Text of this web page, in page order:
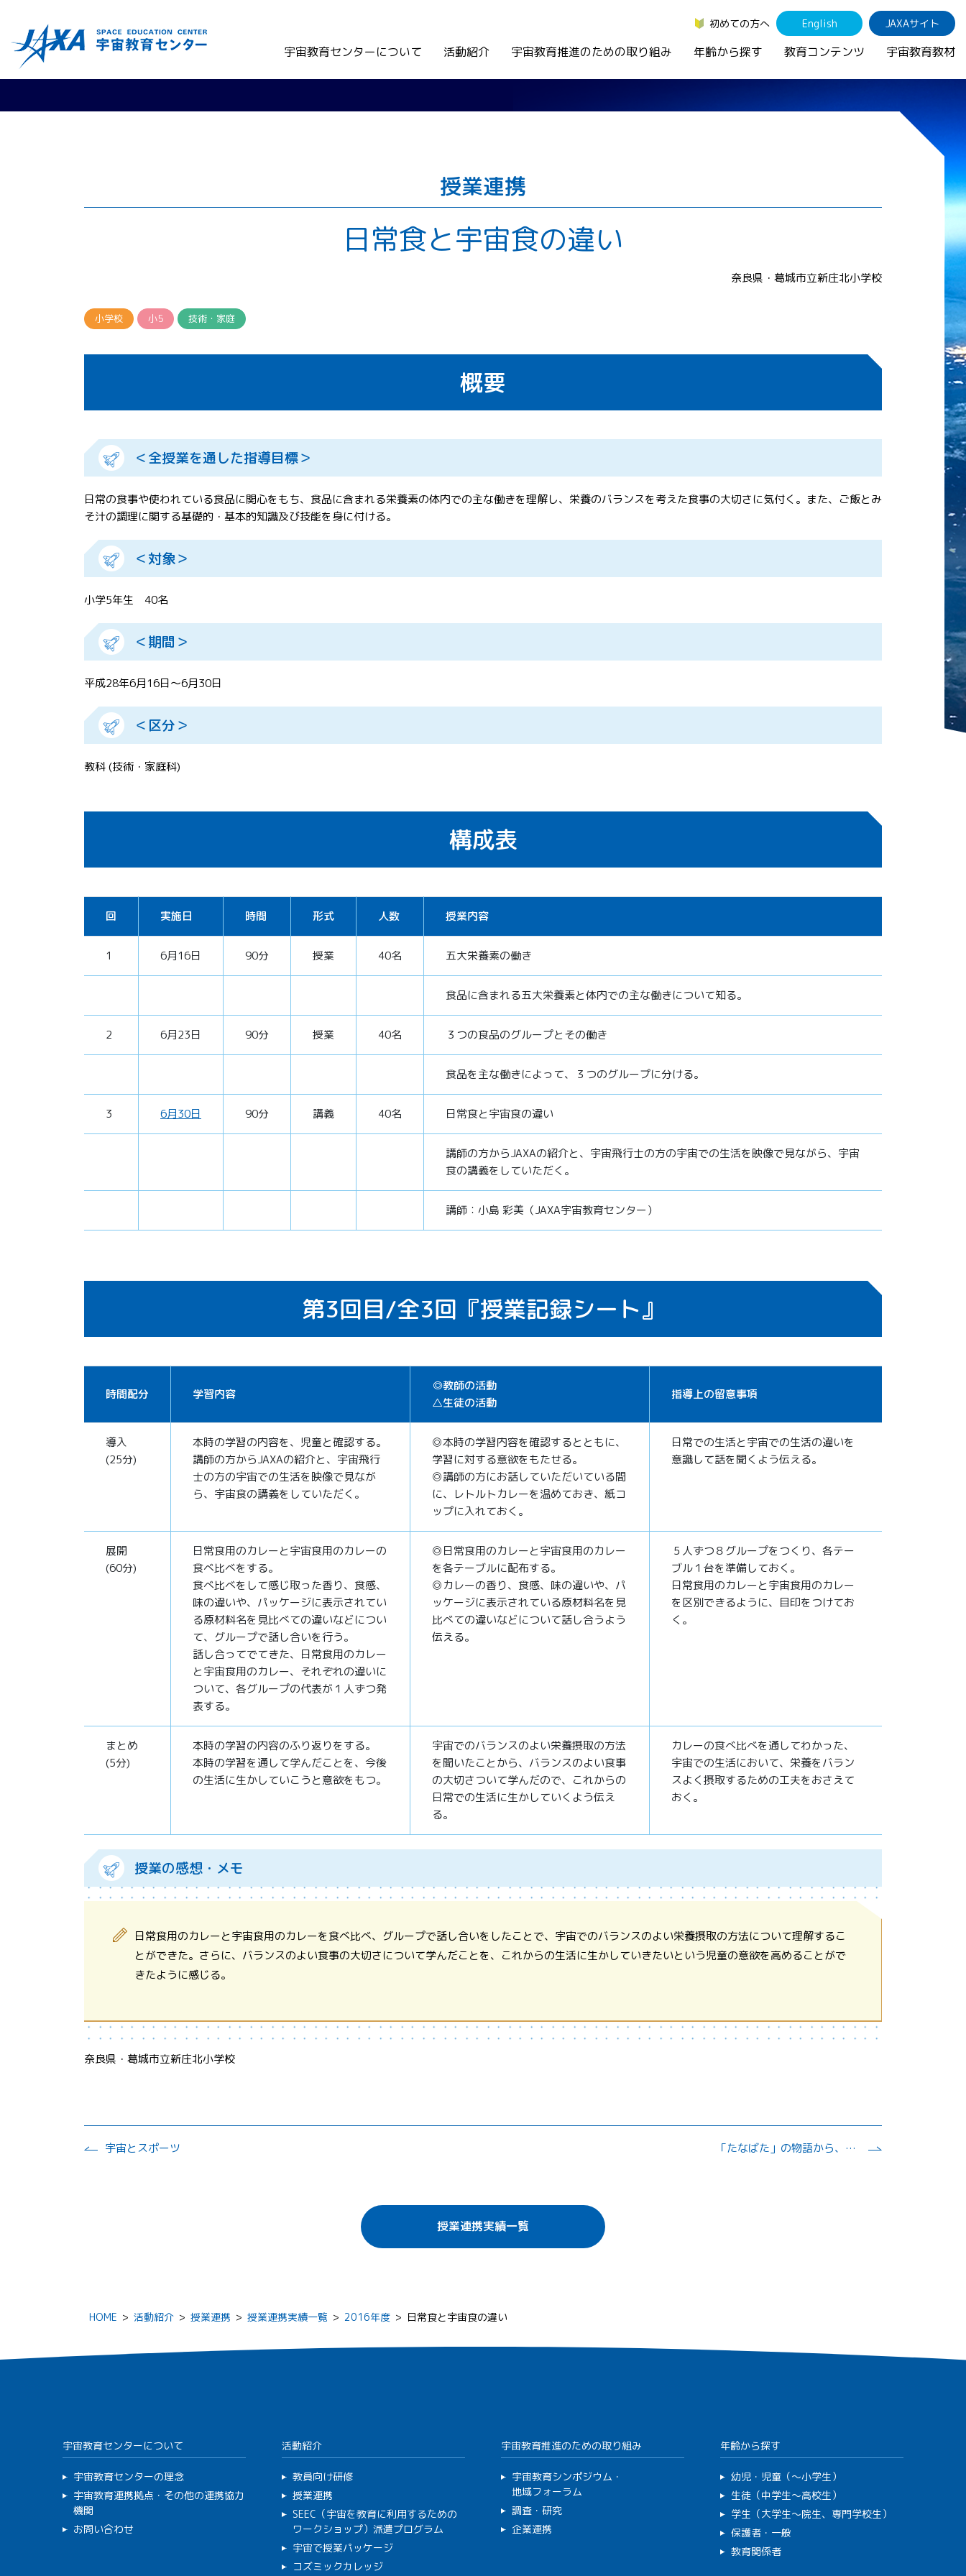
初めての方へ English JAXAサイト
宇宙教育センターについて 活動紹介 宇宙教育推進のための取り組み 年齢から探す 教育コンテンツ 宇宙教育教材
授業連携
日常食と宇宙食の違い
奈良県・葛城市立新庄北小学校
小学校 小5 技術・家庭
概要
＜全授業を通した指導目標＞
日常の食事や使われている食品に関心をもち、食品に含まれる栄養素の体内での主な働きを理解し、栄養のバランスを考えた食事の大切さに気付く。また、ご飯とみ
そ汁の調理に関する基礎的・基本的知識及び技能を身に付ける。
＜対象＞
小学5年生 40名
＜期間＞
平成28年6月16日～6月30日
＜区分＞
教科 (技術・家庭科)
構成表
回 実施日 時間 形式 人数 授業内容
1 6月16日 90分 授業 40名 五大栄養素の働き
食品に含まれる五大栄養素と体内での主な働きについて知る。
2 6月23日 90分 授業 40名 ３つの食品のグループとその働き
食品を主な働きによって、３つのグループに分ける。
3 6月30日 90分 講義 40名 日常食と宇宙食の違い
講師の方からJAXAの紹介と、宇宙飛行士の方の宇宙での生活を映像で見ながら、宇宙
食の講義をしていただく。
講師：小島 彩美（JAXA宇宙教育センター）
第3回目/全3回 『授業記録シート』
時間配分 学習内容
◎教師の活動
△生徒の活動
指導上の留意事項
導入
(25分)
本時の学習の内容を、児童と確認する。
講師の方からJAXAの紹介と、宇宙飛行
士の方の宇宙での生活を映像で見なが
ら、宇宙食の講義をしていただく。
◎本時の学習内容を確認するとともに、
学習に対する意欲をもたせる。
◎講師の方にお話していただいている間
に、レトルトカレーを温めておき、紙コ
ップに入れておく。
日常での生活と宇宙での生活の違いを
意識して話を聞くよう伝える。
展開
(60分)
日常食用のカレーと宇宙食用のカレーの
食べ比べをする。
食べ比べをして感じ取った香り、食感、
味の違いや、パッケージに表示されてい
る原材料名を見比べての違いなどについ
て、グループで話し合いを行う。
話し合ってでてきた、日常食用のカレー
と宇宙食用のカレー、それぞれの違いに
ついて、各グループの代表が１人ずつ発
表する。
◎日常食用のカレーと宇宙食用のカレー
を各テーブルに配布する。
◎カレーの香り、食感、味の違いや、パ
ッケージに表示されている原材料名を見
比べての違いなどについて話し合うよう
伝える。
５人ずつ８グループをつくり、各テー
ブル１台を準備しておく。
日常食用のカレーと宇宙食用のカレー
を区別できるように、目印をつけてお
く。
まとめ
(5分)
本時の学習の内容のふり返りをする。
本時の学習を通して学んだことを、今後
の生活に生かしていこうと意欲をもつ。
宇宙でのバランスのよい栄養摂取の方法
を聞いたことから、バランスのよい食事
の大切さついて学んだので、これからの
日常での生活に生かしていくよう伝え
る。
カレーの食べ比べを通してわかった、
宇宙での生活において、栄養をバラン
スよく摂取するための工夫をおさえて
おく。
授業の感想・メモ
日常食用のカレーと宇宙食用のカレーを食べ比べ、グループで話し合いをしたことで、宇宙でのバランスのよい栄養摂取の方法について理解するこ
とができた。さらに、バランスのよい食事の大切さについて学んだことを、これからの生活に生かしていきたいという児童の意欲を高めることがで
きたように感じる。
奈良県・葛城市立新庄北小学校
宇宙とスポーツ 「たなばた」の物語から、実際の星の観察、宇宙へと関心を広げていく
授業連携実績一覧
HOME > 活動紹介 > 授業連携 > 授業連携実績一覧 > 2016年度 > 日常食と宇宙食の違い
宇宙教育センターについて
宇宙教育センターの理念
宇宙教育連携拠点・その他の連携協力
機関
お問い合わせ
活動紹介
教員向け研修
授業連携
SEEC（宇宙を教育に利用するための
ワークショップ）派遣プログラム
宇宙で授業パッケージ
コズミックカレッジ
宇宙教育推進のための取り組み
宇宙教育シンポジウム・
地域フォーラム
調査・研究
企業連携
年齢から探す
幼児・児童（～小学生）
生徒（中学生～高校生）
学生（大学生～院生、専門学校生）
保護者・一般
教育関係者